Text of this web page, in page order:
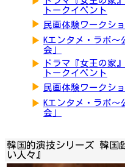
トークイベント
▶ 民画体験ワークシ
▶ Kエンタメ・ラボ～
会」
▶
ドラマ『女王の家
トークイベント
▶ 民画体験ワークシ
▶ Kエンタメ・ラボ～
会」
韓国的演技シリーズ 韓国
い人々』